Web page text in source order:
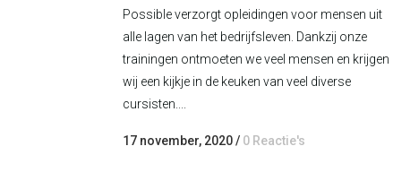
Possible verzorgt opleidingen voor mensen uit
alle lagen van het bedrijfsleven. Dankzij onze
trainingen ontmoeten we veel mensen en krijgen
wij een kijkje in de keuken van veel diverse
cursisten....
17 november, 2020/ 0 Reactie's